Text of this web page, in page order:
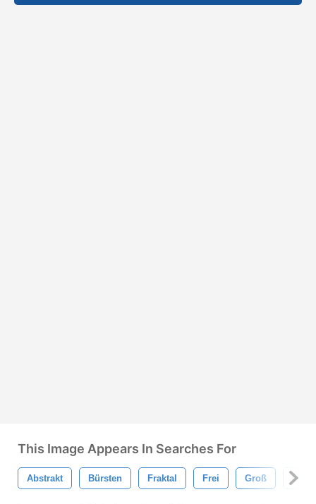
This Image Appears In Searches For
Abstrakt Bürsten Fraktal Frei Groß